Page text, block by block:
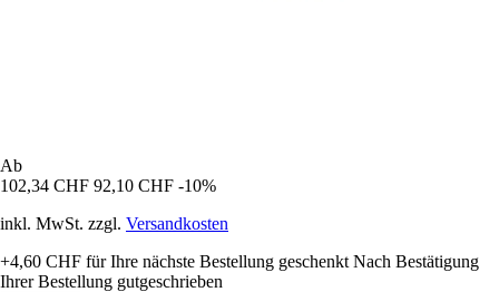
Ab
102,34 CHF 92,10 CHF -10%
inkl. MwSt. zzgl. Versandkosten
+4,60 CHF für Ihre nächste Bestellung geschenkt Nach Bestätigung
Ihrer Bestellung gutgeschrieben